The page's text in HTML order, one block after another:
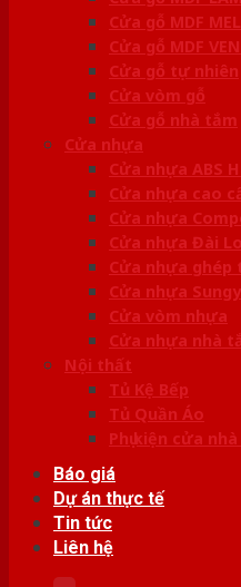
Cửa gỗ MDF
Cửa gỗ MDF
Cửa gỗ tự nhiên
Cửa vòm gỗ
Cửa gỗ nhà tắm
Cửa nhựa
Cửa nhựa ABS
Cửa nhựa cao
Cửa nhựa
Cửa nhựa Đài
Cửa nhựa ghép
Cửa nhựa
Cửa vòm nhựa
Cửa nhựa nhà
Nội thất
Tủ Kệ Bếp
Tủ Quần Áo
Phụ kiện cửa
Báo giá
Dự án thực tế
Tin tức
Liên hệ